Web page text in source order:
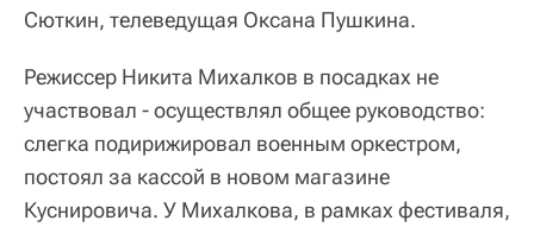
Сюткин, телеведущая Оксана Пушкина.
Режиссер Никита Михалков в посадках не
участвовал - осуществлял общее руководство:
слегка подирижировал военным оркестром,
постоял за кассой в новом магазине
Куснировича. У Михалкова, в рамках фестиваля,